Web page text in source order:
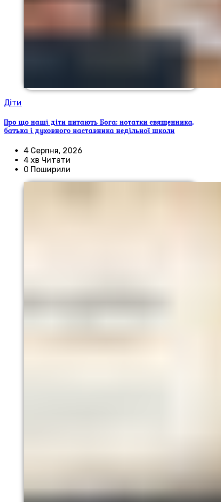
Діти
Про що наші діти питають Бога: нотатки священника,
батька і духовного наставника недільної школи
4 Серпня, 2026
4 хв Читати
0 Поширили